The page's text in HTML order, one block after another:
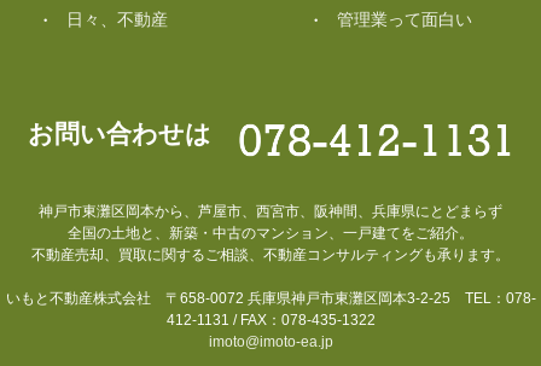
日々、不動産 管理業って面白い
お問い合わせは
神戸市東灘区岡本から、芦屋市、西宮市、阪神間、兵庫県にとどまらず
全国の土地と、新築・中古のマンション、一戸建てをご紹介。
不動産売却、買取に関するご相談、不動産コンサルティングも承ります。
いもと不動産株式会社 〒658-0072 兵庫県神戸市東灘区岡本3-2-25 TEL：078-
412-1131 / FAX：078-435-1322
imoto@imoto-ea.jp